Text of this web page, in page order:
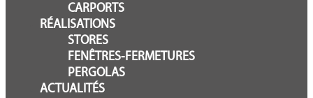
CARPORTS
RÉALISATIONS
STORES
FENÊTRES-FERMETURES
PERGOLAS
ACTUALITÉS